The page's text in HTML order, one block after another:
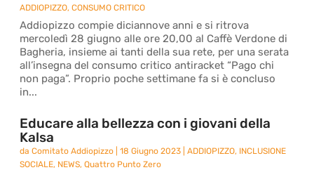
ADDIOPIZZO,CONSUMO CRITICO
Addiopizzo compie diciannove anni e si ritrova
mercoledì 28 giugno alle ore 20,00 al Caffè Verdone di
Bagheria, insieme ai tanti della sua rete, per una serata
all’insegna del consumo critico antiracket “Pago chi
non paga”. Proprio poche settimane fa si è concluso
in...
Educare alla bellezza con i giovani della
Kalsa
daComitato Addiopizzo |18 Giugno 2023 |ADDIOPIZZO, INCLUSIONE
SOCIALE, NEWS,Quattro Punto Zero